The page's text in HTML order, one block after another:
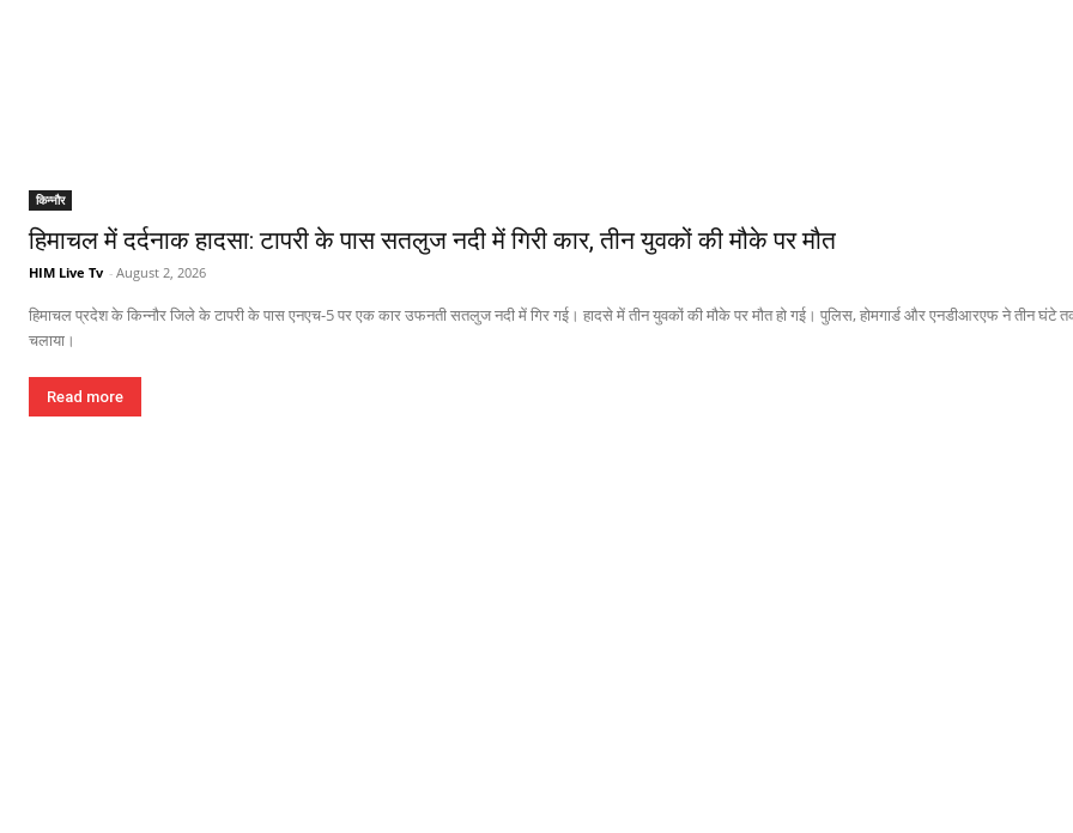
किन्नौर
हिमाचल में दर्दनाक हादसा: टापरी के पास सतलुज नदी में गिरी कार, तीन युवकों की मौके पर मौत
HIM Live Tv - August 2, 2026
हिमाचल प्रदेश के किन्नौर जिले के टापरी के पास एनएच-5 पर एक कार उफनती सतलुज नदी में गिर गई। हादसे में तीन युवकों की मौके पर मौत हो गई। पुलिस, होमगार्ड और एनडीआरएफ ने तीन घंटे
चलाया।
Read more